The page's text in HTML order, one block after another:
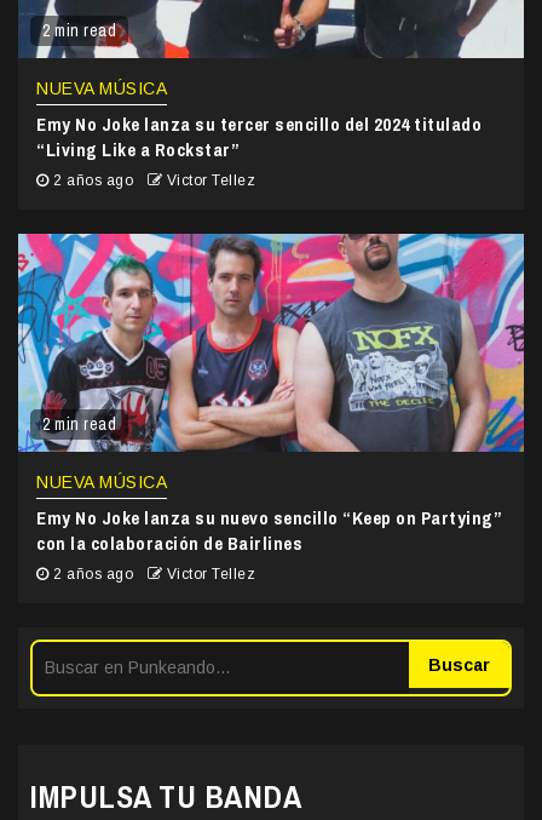
2 min read
NUEVA MÚSICA
Emy No Joke lanza su tercer sencillo del 2024 titulado
“Living Like a Rockstar”
2 años ago Victor Tellez
2 min read
NUEVA MÚSICA
Emy No Joke lanza su nuevo sencillo “Keep on Partying”
con la colaboración de Bairlines
2 años ago Victor Tellez
Buscar
IMPULSA TU BANDA